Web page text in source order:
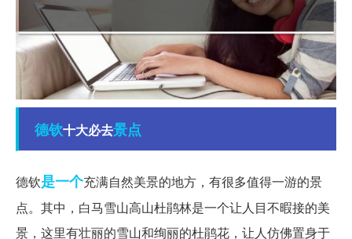
德钦十大必去景点
德钦是一个充满自然美景的地方，有很多值得一游的景
点。其中，白马雪山高山杜鹃林是一个让人目不暇接的美
景，这里有壮丽的雪山和绚丽的杜鹃花，让人仿佛置身于